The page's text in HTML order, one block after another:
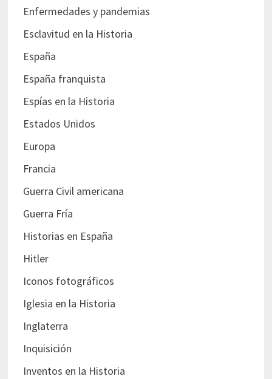
Enfermedades y pandemias
Esclavitud en la Historia
España
España franquista
Espías en la Historia
Estados Unidos
Europa
Francia
Guerra Civil americana
Guerra Fría
Historias en España
Hitler
Iconos fotográficos
Iglesia en la Historia
Inglaterra
Inquisición
Inventos en la Historia